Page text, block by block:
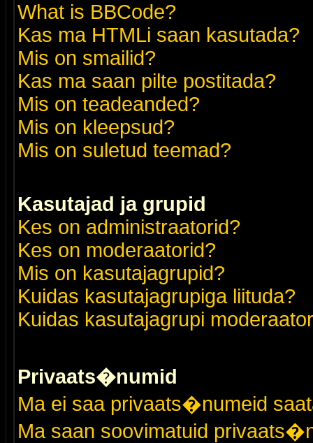
What is BBCode?
Kas ma HTMLi saan kasutada?
Mis on smailid?
Kas ma saan pilte postitada?
Mis on teadeanded?
Mis on kleepsud?
Mis on suletud teemad?
Kasutajad ja grupid
Kes on administraatorid?
Kes on moderaatorid?
Mis on kasutajagrupid?
Kuidas kasutajagrupiga liituda?
Kuidas kasutajagrupi
Privaats�numid
Ma ei saa privaats�numeid
Ma saan soovimatuid